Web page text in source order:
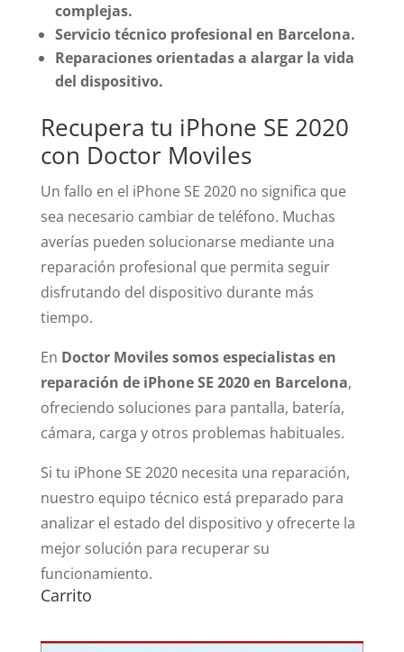
complejas.
Servicio técnico profesional en Barcelona.
Reparaciones orientadas a alargar la vida
del dispositivo.
Recupera tu iPhone SE 2020
con Doctor Moviles
Un fallo en el iPhone SE 2020 no significa que
sea necesario cambiar de teléfono. Muchas
averías pueden solucionarse mediante una
reparación profesional que permita seguir
disfrutando del dispositivo durante más
tiempo.
En Doctor Moviles somos especialistas en
reparación de iPhone SE 2020 en Barcelona,
ofreciendo soluciones para pantalla, batería,
cámara, carga y otros problemas habituales.
Si tu iPhone SE 2020 necesita una reparación,
nuestro equipo técnico está preparado para
analizar el estado del dispositivo y ofrecerte la
mejor solución para recuperar su
funcionamiento.
Carrito